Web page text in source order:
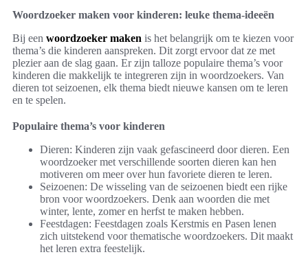
Woordzoeker maken voor kinderen: leuke thema-ideeën
Bij een woordzoeker maken is het belangrijk om te kiezen voor
thema’s die kinderen aanspreken. Dit zorgt ervoor dat ze met
plezier aan de slag gaan. Er zijn talloze populaire thema’s voor
kinderen die makkelijk te integreren zijn in woordzoekers. Van
dieren tot seizoenen, elk thema biedt nieuwe kansen om te leren
en te spelen.
Populaire thema’s voor kinderen
Dieren: Kinderen zijn vaak gefascineerd door dieren. Een
woordzoeker met verschillende soorten dieren kan hen
motiveren om meer over hun favoriete dieren te leren.
Seizoenen: De wisseling van de seizoenen biedt een rijke
bron voor woordzoekers. Denk aan woorden die met
winter, lente, zomer en herfst te maken hebben.
Feestdagen: Feestdagen zoals Kerstmis en Pasen lenen
zich uitstekend voor thematische woordzoekers. Dit maakt
het leren extra feestelijk.